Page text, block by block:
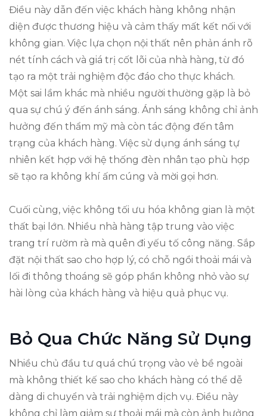
Điều này dẫn đến việc khách hàng không nhận
diện được thương hiệu và cảm thấy mất kết nối với
không gian. Việc lựa chọn nội thất nên phản ánh rõ
nét tính cách và giá trị cốt lõi của nhà hàng, từ đó
tạo ra một trải nghiệm độc đáo cho thực khách.
Một sai lầm khác mà nhiều người thường gặp là bỏ
qua sự chú ý đến ánh sáng. Ánh sáng không chỉ ảnh
hưởng đến thẩm mỹ mà còn tác động đến tâm
trạng của khách hàng. Việc sử dụng ánh sáng tự
nhiên kết hợp với hệ thống đèn nhân tạo phù hợp
sẽ tạo ra không khí ấm cúng và mời gọi hơn.
Cuối cùng, việc không tối ưu hóa không gian là một
thất bại lớn. Nhiều nhà hàng tập trung vào việc
trang trí rườm rà mà quên đi yếu tố công năng. Sắp
đặt nội thất sao cho hợp lý, có chỗ ngồi thoải mái và
lối đi thông thoáng sẽ góp phần không nhỏ vào sự
hài lòng của khách hàng và hiệu quả phục vụ.
Bỏ Qua Chức Năng Sử Dụng
Nhiều chủ đầu tư quá chú trọng vào vẻ bề ngoài
mà không thiết kế sao cho khách hàng có thể dễ
dàng di chuyển và trải nghiệm dịch vụ. Điều này
không chỉ làm giảm sự thoải mái mà còn ảnh hưởng